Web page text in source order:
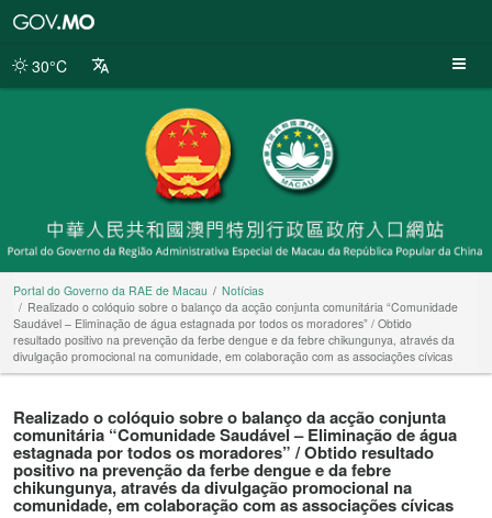
da
30°C
Portal do Governo da RAE de Macau
Notícias
Realizado o colóquio sobre o balanço da acção conjunta comunitária “Comunidade
Saudável – Eliminação de água estagnada por todos os moradores” / Obtido
resultado positivo na prevenção da ferbe dengue e da febre chikungunya, através da
divulgação promocional na comunidade, em colaboração com as associações cívicas
Realizado o colóquio sobre o balanço da acção conjunta
comunitária “Comunidade Saudável – Eliminação de água
estagnada por todos os moradores” / Obtido resultado
positivo na prevenção da ferbe dengue e da febre
chikungunya, através da divulgação promocional na
comunidade, em colaboração com as associações cívicas